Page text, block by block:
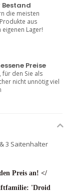
Bestand
die meisten
aus
Lager!
Preise
für den Sie als
nicht unnötig viel
3 Saitenhalter
Preis an! </
'Droid